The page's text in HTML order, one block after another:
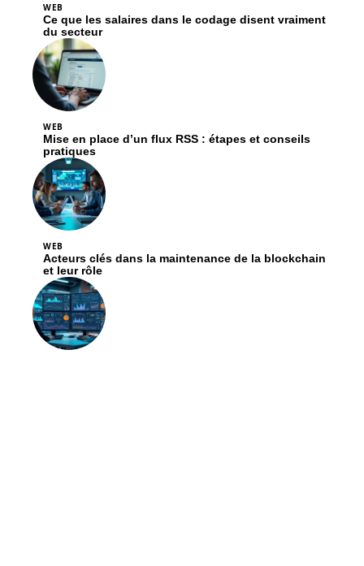
WEB
Ce que les salaires dans le codage disent vraiment
du secteur
WEB
Mise en place d’un flux RSS : étapes et conseils
pratiques
WEB
Acteurs clés dans la maintenance de la blockchain
et leur rôle